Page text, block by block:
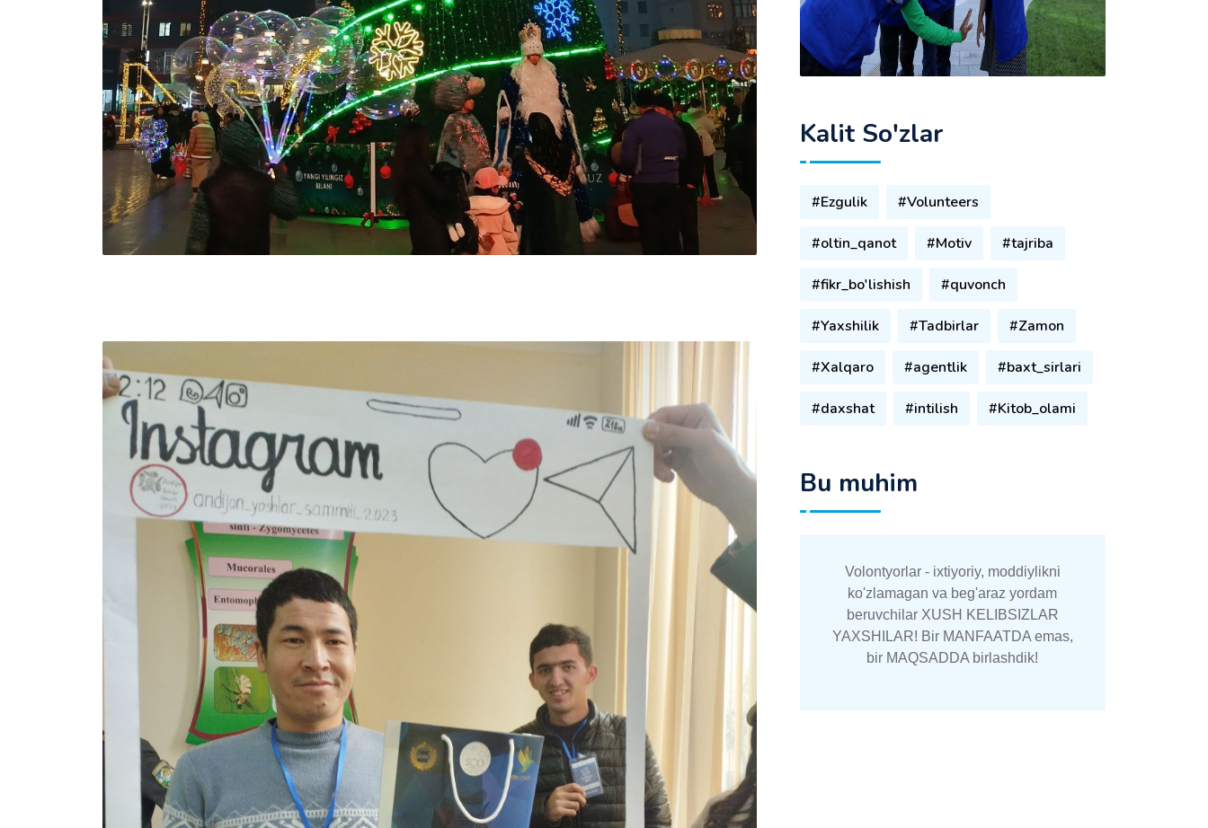
Kalit So'zlar
#Ezgulik #Volunteers
#oltin_qanot #Motiv #tajriba
#fikr_bo'lishish #quvonch
#Yaxshilik #Tadbirlar #Zamon
#Xalqaro #agentlik #baxt_sirlari
#daxshat #intilish #Kitob_olami
Bu muhim
Volontyorlar - ixtiyoriy, moddiylikni
ko'zlamagan va beg'araz yordam
beruvchilar XUSH KELIBSIZLAR
YAXSHILAR! Bir MANFAATDA emas,
bir MAQSADDA birlashdik!